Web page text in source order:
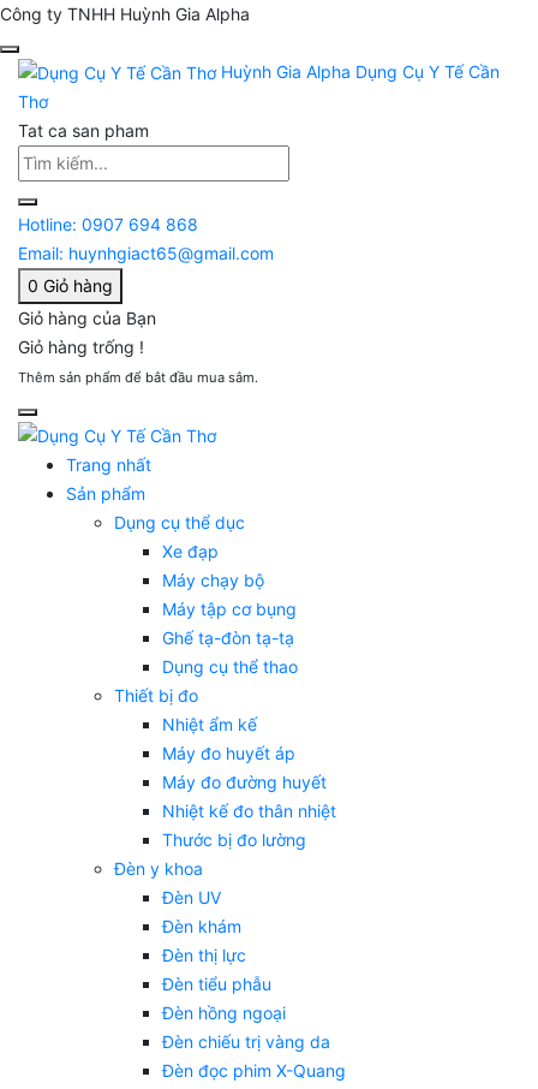
Công ty TNHH Huỳnh Gia Alpha
Huỳnh Gia Alpha Dụng Cụ Y Tế Cần
Thơ
Tat ca san pham
Hotline: 0907 694 868
Email: huynhgiact65@gmail.com
0 Giỏ hàng
Giỏ hàng của Bạn
Giỏ hàng trống !
Thêm sản phẩm để bắt đầu mua sắm.
Trang nhất
Sản phẩm
Dụng cụ thể dục
Xe đạp
Máy chạy bộ
Máy tập cơ bụng
Ghế tạ-đòn tạ-tạ
Dụng cụ thể thao
Thiết bị đo
Nhiệt ẩm kế
Máy đo huyết áp
Máy đo đường huyết
Nhiệt kế đo thân nhiệt
Thước bị đo lường
Đèn y khoa
Đèn UV
Đèn khám
Đèn thị lực
Đèn tiểu phẫu
Đèn hồng ngoại
Đèn chiếu trị vàng da
Đèn đọc phim X-Quang